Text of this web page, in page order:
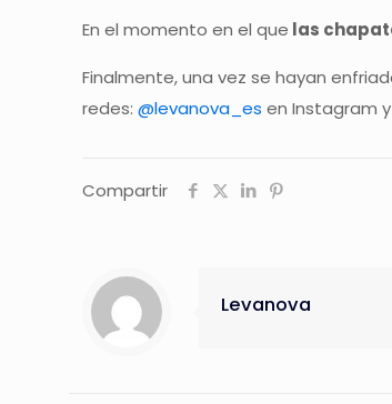
En el momento en el que las
Finalmente, una vez se hayan
redes:@levanova_es en Instagram
Compartir
Levanova